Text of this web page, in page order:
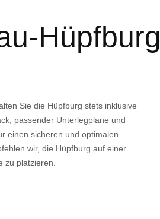
Hüpfburg
Sie die Hüpfburg stets inklusive
passender Unterlegplane und
einen sicheren und optimalen
wir, die Hüpfburg auf einer
zu platzieren.